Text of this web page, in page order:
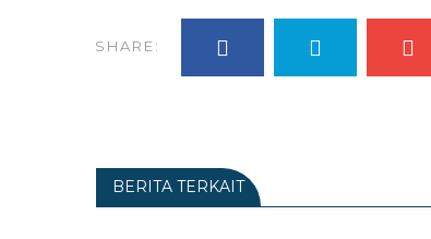
SHARE:
BERITA TERKAIT